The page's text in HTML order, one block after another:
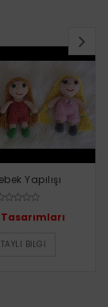
Yapılışı
BILGI